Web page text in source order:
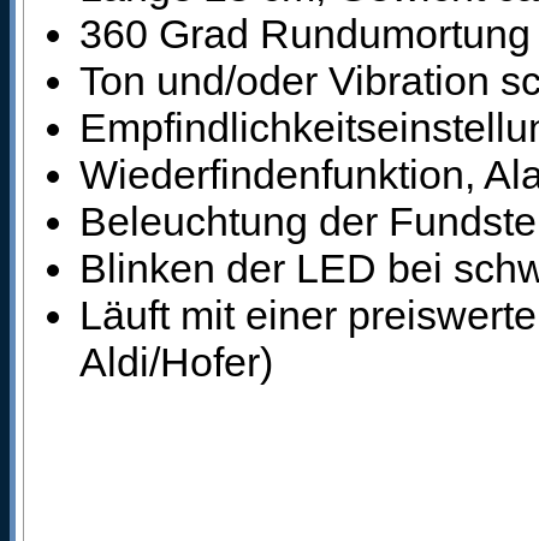
360 Grad
Ton und/oder Vibration
Wiederfindenfunktion,
Beleuchtung der
Blinken der LED bei
Läuft mit einer
Aldi/Hofer)